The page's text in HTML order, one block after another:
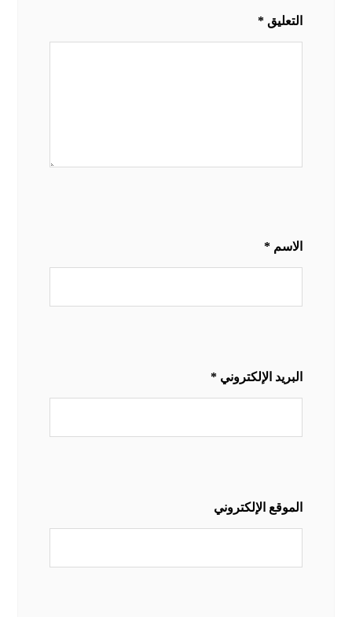
التعليق*
الاسم*
البريد الإلكتروني*
الموقع الإلكتروني